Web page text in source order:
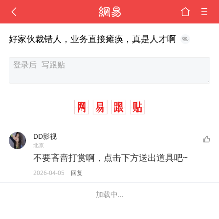
好家伙裁错人，业务直接瘫痪，真是人才啊
DD影视
北京
不要吝啬打赏啊，点击下方送出道具吧~
2026-04-05 回复
加载中...